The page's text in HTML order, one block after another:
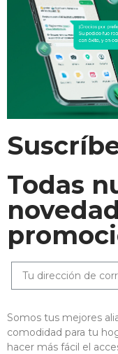
Todas
Somos tus mejores
comodidad para tu
hacer más fácil el